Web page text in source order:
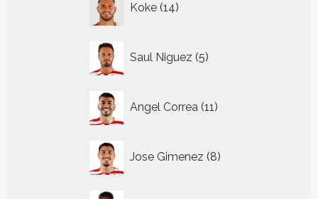
Koke 14
producten
Saul Niguez 5
producten
Angel Correa 11
producten
Jose Gimenez 8
producten